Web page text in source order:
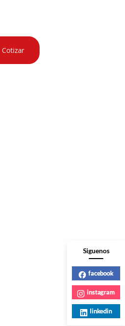
Cotizar
Siguenos
facebook
instagram
linkedin